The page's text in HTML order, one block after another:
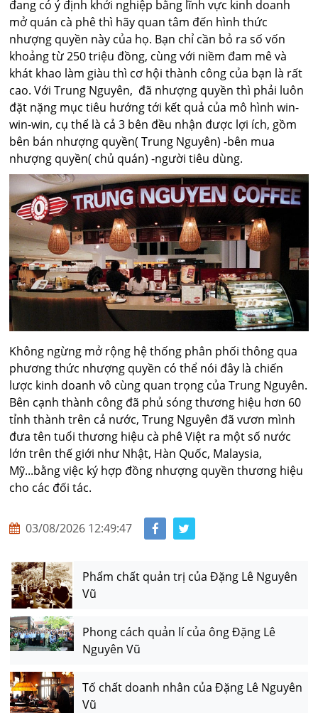
đang có ý định khởi nghiệp bằng lĩnh vực kinh doanh
mở quán cà phê thì hãy quan tâm đến hình thức
nhượng quyền này của họ. Bạn chỉ cần bỏ ra số vốn
khoảng từ 250 triệu đồng, cùng với niềm đam mê và
khát khao làm giàu thì cơ hội thành công của bạn là rất
cao. Với Trung Nguyên, đã nhượng quyền thì phải luôn
đặt nặng mục tiêu hướng tới kết quả của mô hình win-
win-win, cụ thể là cả 3 bên đều nhận được lợi ích, gồm
bên bán nhượng quyền( Trung Nguyên) -bên mua
nhượng quyền( chủ quán) -người tiêu dùng.
Không ngừng mở rộng hệ thống phân phối thông qua
phương thức nhượng quyền có thể nói đây là chiến
lược kinh doanh vô cùng quan trọng của Trung Nguyên.
Bên cạnh thành công đã phủ sóng thương hiệu hơn 60
tỉnh thành trên cả nước, Trung Nguyên đã vươn mình
đưa tên tuổi thương hiệu cà phê Việt ra một số nước
lớn trên thế giới như Nhật, Hàn Quốc, Malaysia,
Mỹ...bằng việc ký hợp đồng nhượng quyền thương hiệu
cho các đối tác.
03/08/2026 12:49:47
Phẩm chất quản trị của Đặng Lê Nguyên
Vũ
Phong cách quản lí của ông Đặng Lê
Nguyên Vũ
Tố chất doanh nhân của Đặng Lê Nguyên
Vũ